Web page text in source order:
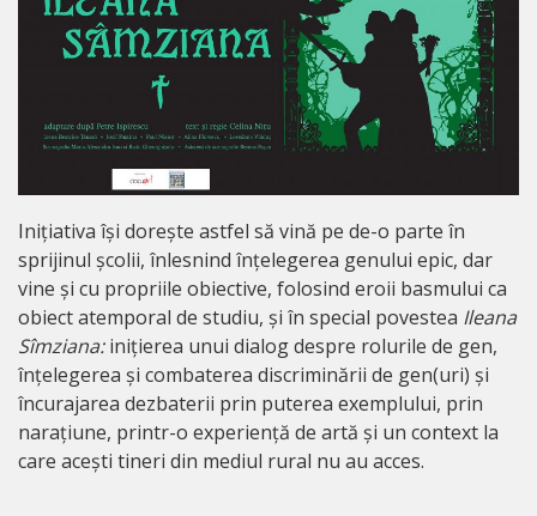
Inițiativa își dorește astfel să vină pe de-o parte în
sprijinul școlii, înlesnind înțelegerea genului epic, dar
vine și cu propriile obiective, folosind eroii basmului ca
obiect atemporal de studiu, și în special povestea Ileana
Sîmziana:inițierea unui dialog despre rolurile de gen,
înțelegerea și combaterea discriminării de gen(uri) și
încurajarea dezbaterii prin puterea exemplului, prin
narațiune, printr-o experiență de artă și un context la
care acești tineri din mediul rural nu au acces.